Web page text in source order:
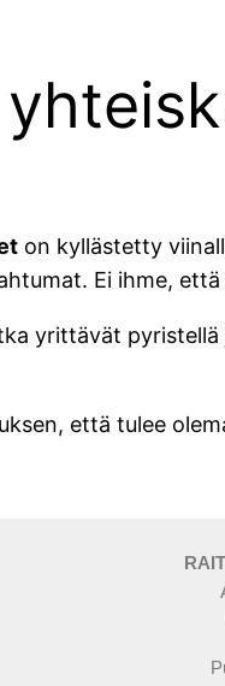
on kyllästetty
Ei ihme,
yrittävät
että tulee